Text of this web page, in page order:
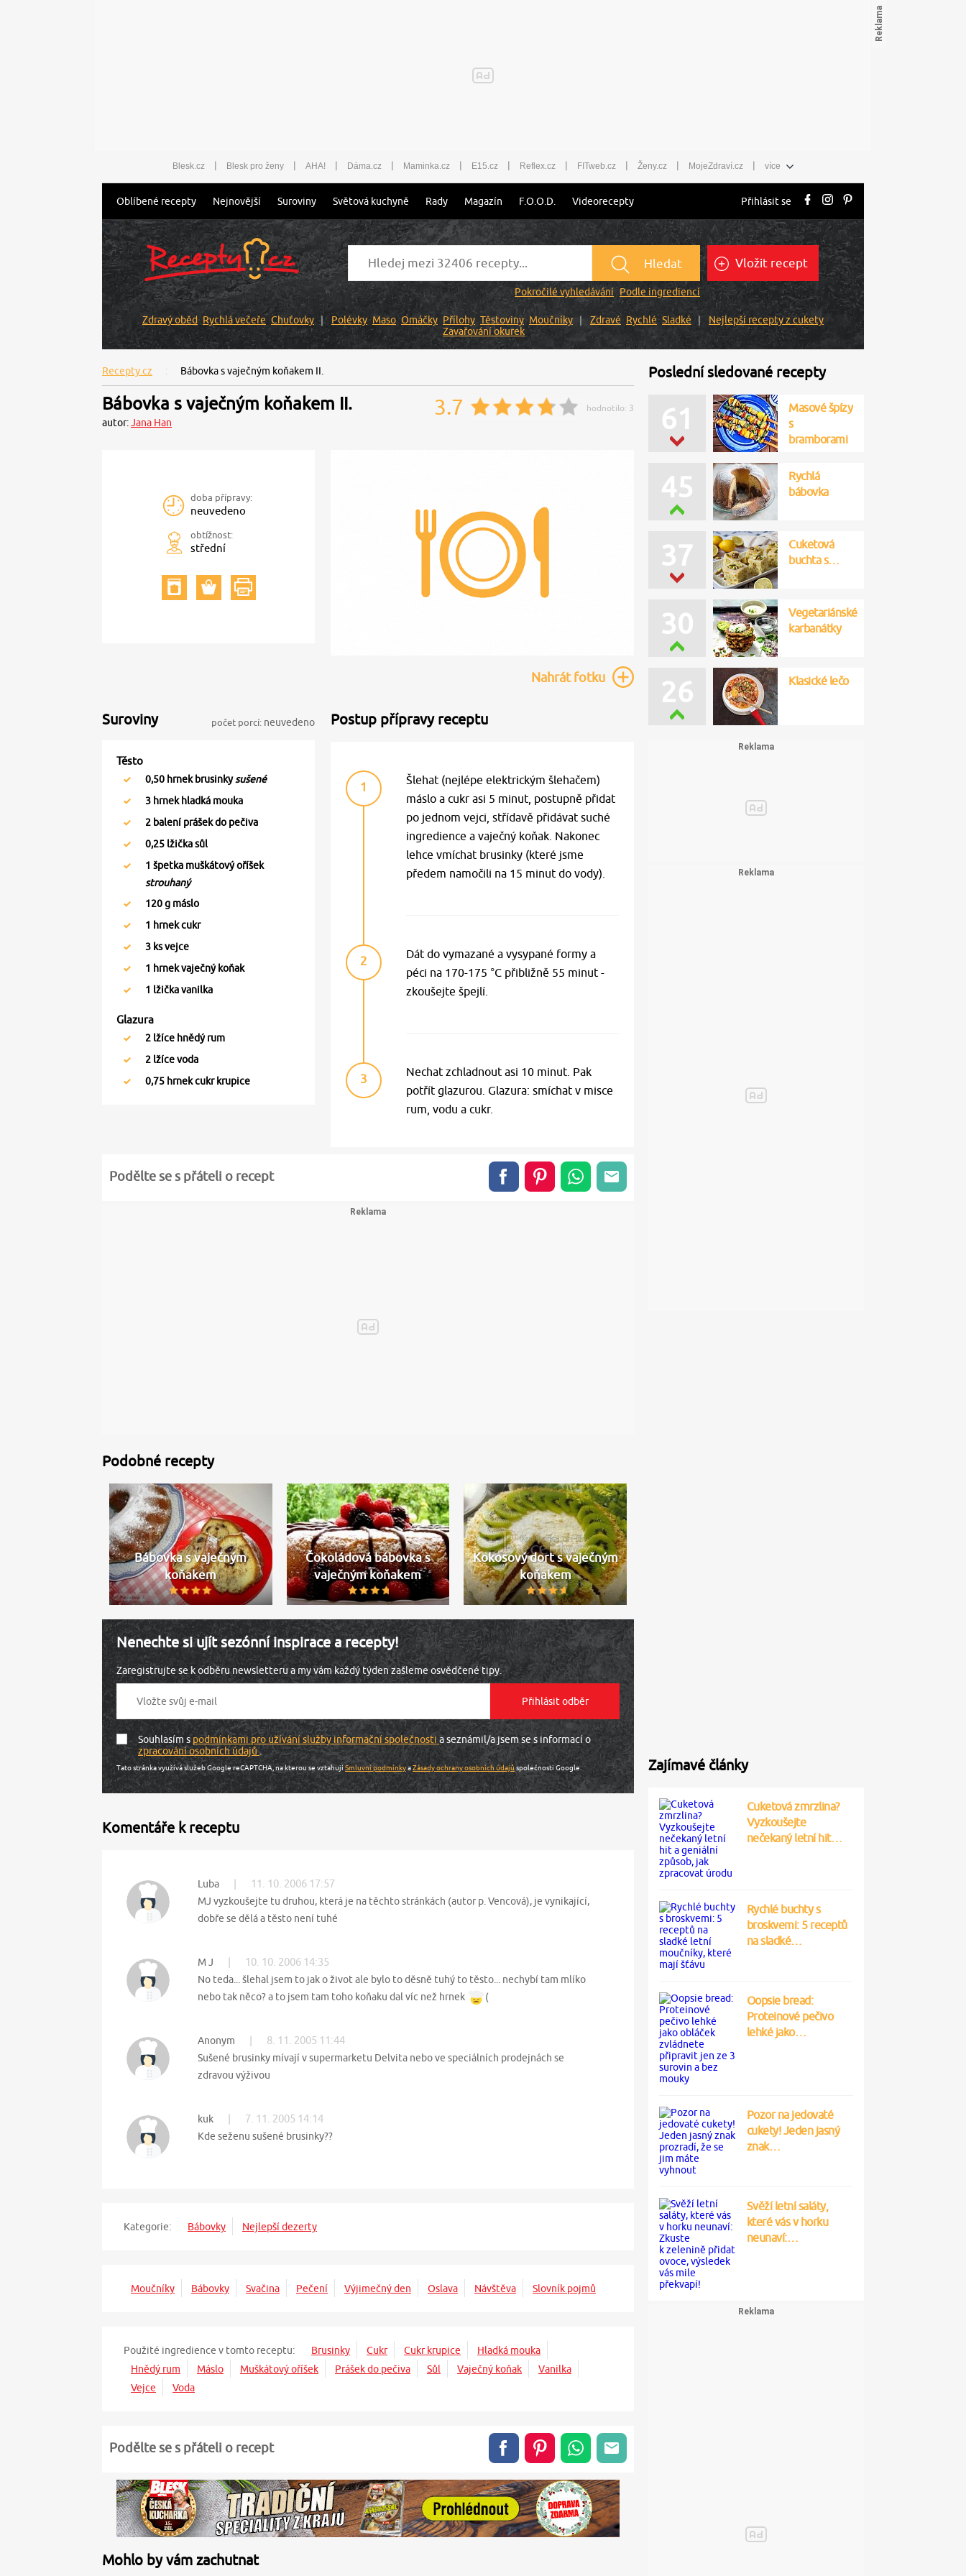
Blesk.cz | Blesk pro ženy | AHA! | Dáma.cz | Maminka.cz | E15.cz | Reflex.cz | FITweb.cz | Ženy.cz | MojeZdraví.cz | více
Oblíbené recepty Nejnovější Suroviny Světová kuchyně Rady Magazín F.O.O.D. Videorecepty Přihlásit se
Hledat
Pokročilé vyhledávání Podle ingrediencí
Vložit recept
Zdravý oběd Rychlá večeře Chuťovky Polévky Maso Omáčky Přílohy Těstoviny Moučníky Zdravé Rychlé Sladké
Nejlepší recepty z cukety
Zavařování okurek
Recepty.cz Bábovka s vaječným koňakem II.
Bábovka s vaječným koňakem II.
autor:Jana Han
3.7 hodnotilo: 3
doba přípravy:
neuvedeno
obtížnost:
střední
Nahrátfotku
Suroviny počet porcí: neuvedeno
Těsto
0,50 hrnek brusinkysušené
3 hrnek hladká mouka
2 balení prášek do pečiva
0,25 lžička sůl
1 špetka muškátový oříšek
strouhaný
120g máslo
1 hrnek cukr
3 ks vejce
1 hrnek vaječný koňak
1 lžička vanilka
Glazura
2 lžíce hnědý rum
2 lžíce voda
0,75 hrnek cukr krupice
Postup přípravy receptu
1
Šlehat (nejlépe elektrickým šlehačem)
máslo a cukr asi 5 minut, postupně přidat
po jednom vejci, střídavě přidávat suché
ingredience a vaječný koňak. Nakonec
lehce vmíchat brusinky (které jsme
předem namočili na 15 minut do vody).
2
Dát do vymazané a vysypané formy a
péci na 170-175 °C přibližně 55 minut -
zkoušejte špejlí.
3
Nechat zchladnout asi 10 minut. Pak
potřít glazurou. Glazura: smíchat v misce
rum, vodu a cukr.
Podělte se s přáteli o recept
Podobné recepty
Bábovka s vaječným
koňakem
Čokoládová bábovka s
vaječným koňakem
Kokosový dort s vaječným
koňakem
Nenechte si ujít sezónní inspirace a recepty!
Zaregistrujte se k odběru newsletteru a my vám každý týden zašleme osvědčené tipy.
Souhlasím spodmínkami pro užívání služby informační společnosti a seznámil/a jsem se s informací o
zpracování osobních údajů.
Tato stránka využívá služeb Google reCAPTCHA, na kterou se vztahujíSmluvní podmínkyaZásady ochrany osobních údajůspolečnosti Google.
Komentáře k receptu
Luba 11. 10. 2006 17:57
MJ vyzkoušejte tu druhou, která je na těchto stránkách (autor p. Vencová), je vynikající,
dobře se dělá a těsto není tuhé
M J 10. 10. 2006 14:35
No teda... šlehal jsem to jak o život ale bylo to děsně tuhý to těsto... nechybí tam mlíko
nebo tak něco? a to jsem tam toho koňaku dal víc než hrnek
(
Anonym 8. 11. 2005 11:44
Sušené brusinky mívají v supermarketu Delvita nebo ve speciálních prodejnách se
zdravou výživou
kuk 7. 11. 2005 14:14
Kde seženu sušené brusinky??
Kategorie: Bábovky Nejlepší dezerty
Moučníky Bábovky Svačina Pečení Výjimečný den Oslava Návštěva Slovník pojmů
Použité ingredience v tomto receptu: Brusinky Cukr Cukr krupice
Hladká mouka
Hnědý rum
Máslo Muškátový oříšek Prášek do pečiva Sůl Vaječný koňak
Vanilka
Vejce
Voda
Podělte se s přáteli o recept
Mohlo by vám zachutnat
Poslední sledované recepty
61
Masové špízy
s
bramborami
45
Rychlá
bábovka
37
Cuketová
buchta s…
30
Vegetariánské
karbanátky
26 Klasické lečo
Zajímavé články
Cuketová zmrzlina?
Vyzkoušejte
nečekaný letní hit…
Rychlé buchty s
broskvemi: 5 receptů
na sladké…
Oopsie bread:
Proteinové pečivo
lehké jako…
Pozor na jedovaté
cukety! Jeden jasný
znak…
Svěží letní saláty,
které vás v horku
neunaví:…